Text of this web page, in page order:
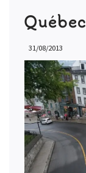
Québec
31/08/2013